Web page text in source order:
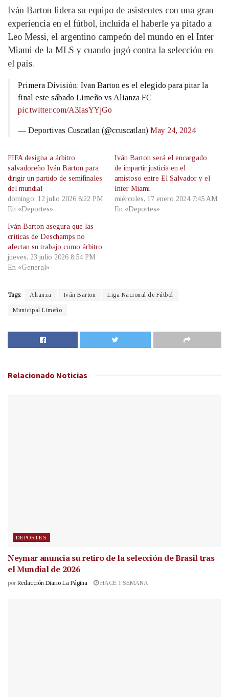
Iván Barton lidera su equipo de asistentes con una gran
experiencia en el fútbol, incluida el haberle ya pitado a
Leo Messi, el argentino campeón del mundo en el Inter
Miami de la MLS y cuando jugó contra la selección en
el país.
Primera División: Ivan Barton es el elegido para pitar la
final este sábado Limeño vs Alianza FC
pic.twitter.com/A3IasYYjGo
— Deportivas Cuscatlan (@ccuscatlan) May 24, 2024
FIFA designa a árbitro
salvadoreño Iván Barton para
dirigir un partido de semifinales
del mundial
domingo, 12 julio 2026 8:22 PM
En «Deportes»
Iván Barton será el encargado
de impartir justicia en el
amistoso entre El Salvador y el
Inter Miami
miércoles, 17 enero 2024 7:45 AM
En «Deportes»
Iván Barton asegura que las
críticas de Deschamps no
afectan su trabajo como árbitro
jueves, 23 julio 2026 8:54 PM
En «General»
Tags: Alianza Iván Barton Liga Nacional de Fútbol
Municipal Limeño
Relacionado Noticias
DEPORTES
Neymar anuncia su retiro de la selección de Brasil tras
el Mundial de 2026
por Redacción Diario La Página HACE 1 SEMANA